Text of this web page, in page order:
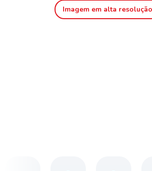
Imagem em alta resolução